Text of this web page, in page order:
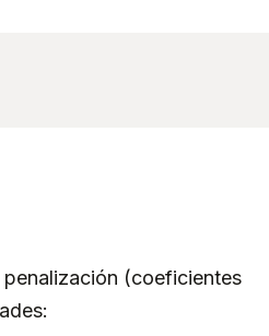
(coeficientes